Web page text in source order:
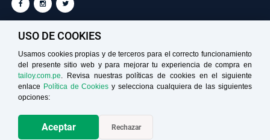
TAILOY S.A. RUC: 20100049181
Medios de Pago
USO DE COOKIES
Usamos cookies propias y de terceros para el correcto funcionamiento
del presente sitio web y para mejorar tu experiencia de compra en
tailoy.com.pe. Revisa nuestras políticas de cookies en el siguiente
enlace Política de Cookies y selecciona cualquiera de las siguientes
opciones:
Aceptar Rechazar